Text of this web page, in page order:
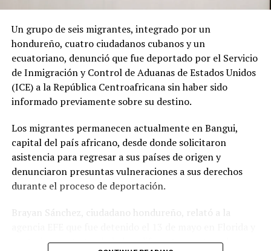
Un grupo de seis migrantes, integrado por un
hondureño, cuatro ciudadanos cubanos y un
ecuatoriano, denunció que fue deportado por el Servicio
de Inmigración y Control de Aduanas de Estados Unidos
(ICE) a la República Centroafricana sin haber sido
informado previamente sobre su destino.
Los migrantes permanecen actualmente en Bangui,
capital del país africano, desde donde solicitaron
asistencia para regresar a sus países de origen y
denunciaron presuntas vulneraciones a sus derechos
durante el proceso de deportación.
Brayan Sánchez, ciudadano hondureño, relató a la
posteriormente trasladado a diferentes centros de